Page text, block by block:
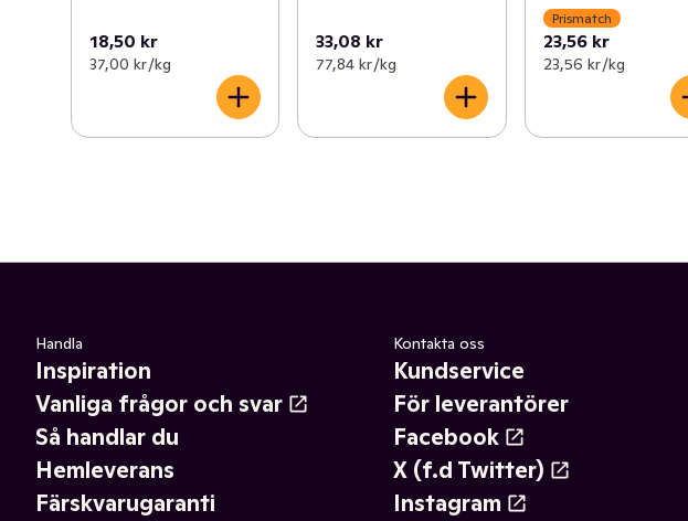
18,50 kr
37,00 kr /kg
33,08 kr
77,84 kr /kg
Prismatch
23,56 kr
23,56 kr /kg
Handla
Inspiration
Vanliga frågor och svar
Så handlar du
Hemleverans
Färskvarugaranti
Kontakta oss
Kundservice
För leverantörer
Facebook
X (f.d Twitter)
Instagram